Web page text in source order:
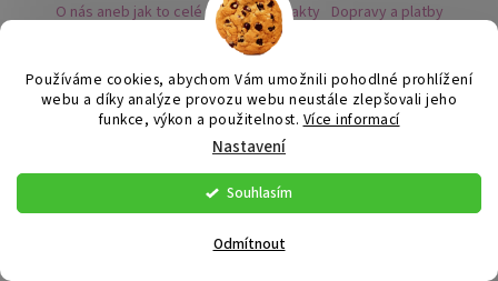
Používáme cookies, abychom Vám umožnili pohodlné prohlížení
webu a díky analýze provozu webu neustále zlepšovali jeho
funkce, výkon a použitelnost. Více informací
Nastavení
Odmítnout
Souhlasím
O nás aneb jak to celé začalo Kontakty Dopravy a platby
Kovy a puncovní značky Naše nabídka náušnic
Instagram - sledujte nás
Obchodní podmínky Ochrana osobních údajů
Zpětný odběr vysloužilých bateriích
Vytvořil Shoptet
Flor de Cristal